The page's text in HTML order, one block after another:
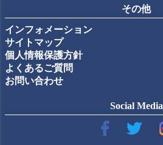
その他
インフォメーション
サイトマップ
個人情報保護方針
よくあるご質問
お問い合わせ
Social Media